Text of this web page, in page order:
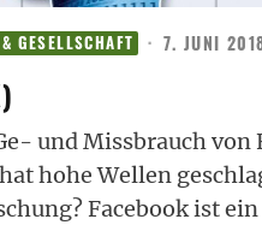
GESELLSCHAFT · 7. JUNI
und Missbrauch
hohe Wellen
Facebook ist